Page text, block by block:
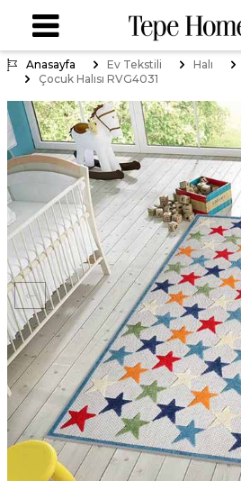
Anasayfa Ev Tekstili Halı
Çocuk Halısı RVG4031